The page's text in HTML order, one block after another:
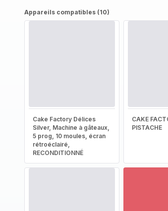
Appareils compatibles (10)
Cake Factory Délices
Silver, Machine à gâteaux,
5 prog, 10 moules, écran
rétroéclairé,
RECONDITIONNÉ
CAKE
PISTACHE